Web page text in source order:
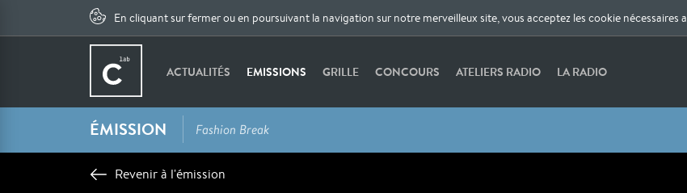
En cliquant sur fermer ou en poursuivant la navigation sur notre merveilleux site, vous acceptez les cookie
ACTUALITÉS EMISSIONS GRILLE CONCOURS ATELIERS RADIO LA RADIO
ÉMISSION Fashion Break
Revenir à l'émission